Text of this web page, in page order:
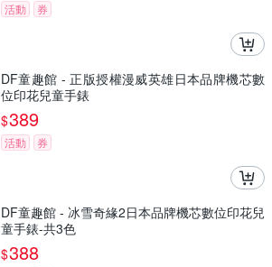
活動 券
DF童趣館 - 正版授權漫威英雄日本品牌機芯數
位印花兒童手錶
$389
活動 券
DF童趣館 - 冰雪奇緣2日本品牌機芯數位印花兒
童手錶-共3色
$388